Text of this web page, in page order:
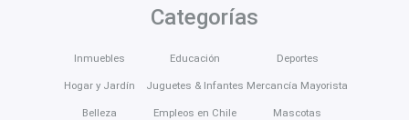
Categorías
Inmuebles
Hogar y Jardín
Belleza
Educación
Juguetes & Infantes
Empleos en Chile
Deportes
Mercancía Mayorista
Mascotas